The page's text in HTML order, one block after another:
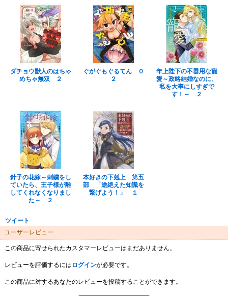
ダチョウ獣人のはちゃ
めちゃ無双 ２
ぐがぐもぐるてん ０
２
年上陛下の不器用な寵
愛～政略結婚なのに、
私を大事にしすぎで
す！～ ２
針子の花嫁～刺繍をし
ていたら、王子様が離
してくれなくなりまし
た～ ２
本好きの下剋上 第五
部 「途絶えた知識を
繋げよう！」 １
ツイート
ユーザーレビュー
この商品に寄せられたカスタマーレビューはまだありません。
レビューを評価するには ログインが必要です。
この商品に対するあなたのレビューを投稿することができます。